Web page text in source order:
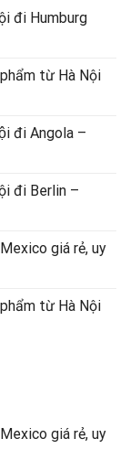
đi Humburg
từ Hà Nội
đi Angola –
đi Berlin –
giá rẻ, uy
từ Hà Nội
giá rẻ, uy